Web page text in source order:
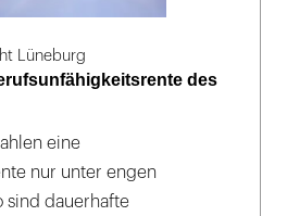
Lüneburg
des
eine
nur unter engen
sind dauerhafte